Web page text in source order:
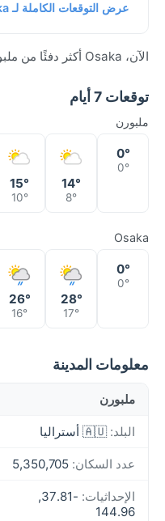
عرض التوقعات الكاملة لـ Osaka ←
الآن، Osaka أكثر دفئًا من ملبورن بـ 13.6°C.
توقعات 7 أيام
ملبورن
0°
0°
14°
8°
15°
10°
Osaka
0°
0°
28°
17°
26°
16°
معلومات المدينة
ملبورن
البلد: 🇦🇺 أستراليا
عدد السكان:
الإحداثيات:
-37.81,
144.96